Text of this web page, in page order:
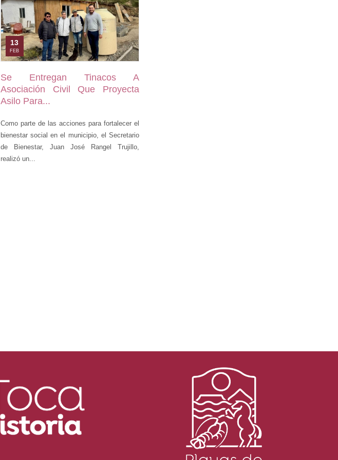
13
FEB
Se Entregan Tinacos A
Asociación Civil Que Proyecta
Asilo Para...
Como parte de las acciones para fortalecer el
bienestar social en el municipio, el Secretario
de Bienestar, Juan José Rangel Trujillo,
realizó un...